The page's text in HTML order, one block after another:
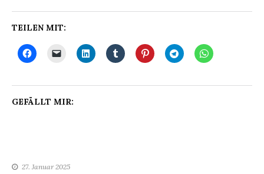
TEILEN MIT:
GEFÄLLT MIR:
27. Januar 2025